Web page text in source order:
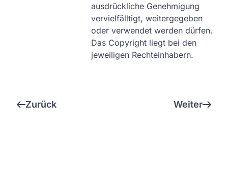
ausdrückliche Genehmigung
vervielfälltigt, weitergegeben
oder verwendet werden dürfen.
Das Copyright liegt bei den
jeweiligen Rechteinhabern.
Zurück Weiter